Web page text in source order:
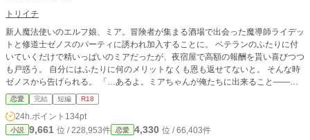
トリイチ
新人魔法使いのエルフ娘、ミア。冒険者が集まる酒場で出会った魔導師ライデッ
トと修道士ゼノスのパーティに誘われ加入することに。 ベテランのふたりに付
いていくだけで精いっぱいのミアだったが、夜宿屋で高額の報酬を貰い喜びつつ
も戸惑う。 自分にはふたりに何のメリットなくも恩も返せてないと。 そんな時
ゼノスから告げられる。 「…あるよ。ミアちゃんが俺たちに出来ること――」
pixiv、ムーンライトノベルズ、Fantia（続編有）にも投稿しております。 【http
s://fantia.jp/fanclubs/501495】
恋愛 完結 短編 R18
24h.ポイント 134pt
小説 9,661 位 / 228,953件 恋愛 4,330 位 / 66,403件